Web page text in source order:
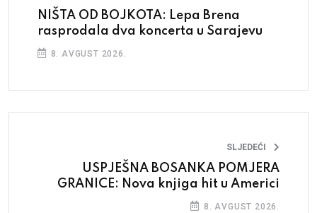
NIŠTA OD BOJKOTA: Lepa Brena
rasprodala dva koncerta u Sarajevu
8. AVGUST 2026.
SLJEDEĆI
USPJEŠNA BOSANKA POMJERA
GRANICE: Nova knjiga hit u Americi
8. AVGUST 2026.